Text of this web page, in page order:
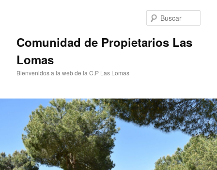
Comunidad de Propietarios Las
Lomas
Bienvenidos a la web de la C.P Las Lomas